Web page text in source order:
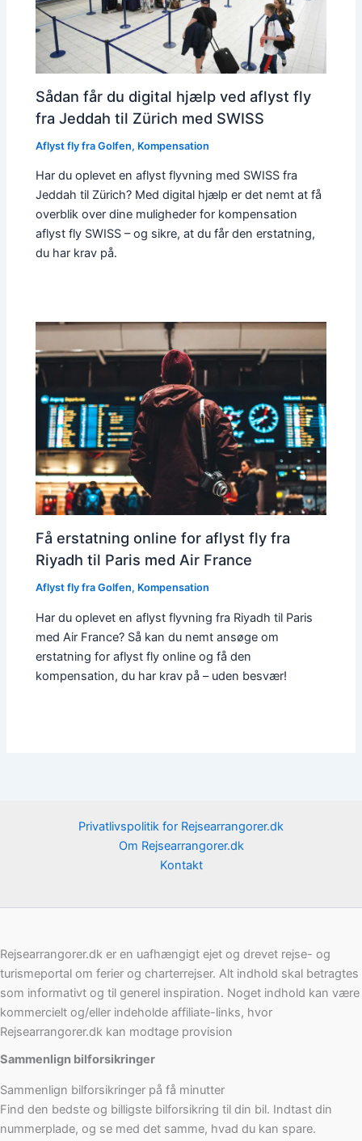
Sådan får du digital hjælp ved aflyst fly
fra Jeddah til Zürich med SWISS
Aflyst fly fra Golfen, Kompensation
Har du oplevet en aflyst flyvning med SWISS fra
Jeddah til Zürich? Med digital hjælp er det nemt at få
overblik over dine muligheder for kompensation
aflyst fly SWISS – og sikre, at du får den erstatning,
du har krav på.
Få erstatning online for aflyst fly fra
Riyadh til Paris med Air France
Aflyst fly fra Golfen, Kompensation
Har du oplevet en aflyst flyvning fra Riyadh til Paris
med Air France? Så kan du nemt ansøge om
erstatning for aflyst fly online og få den
kompensation, du har krav på – uden besvær!
Privatlivspolitik for Rejsearrangorer.dk
Om Rejsearrangorer.dk
Kontakt
Rejsearrangorer.dk er en uafhængigt ejet og drevet rejse- og
turismeportal om ferier og charterrejser. Alt indhold skal betragtes
som informativt og til generel inspiration. Noget indhold kan være
kommercielt og/eller indeholde affiliate-links, hvor
Rejsearrangorer.dk kan modtage provision
Sammenlign bilforsikringer
Sammenlign bilforsikringer på få minutter
Find den bedste og billigste bilforsikring til din bil. Indtast din
nummerplade, og se med det samme, hvad du kan spare.